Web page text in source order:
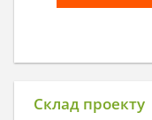
Склад проекту